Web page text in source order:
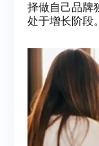
择做自己品牌
处于增长阶段。